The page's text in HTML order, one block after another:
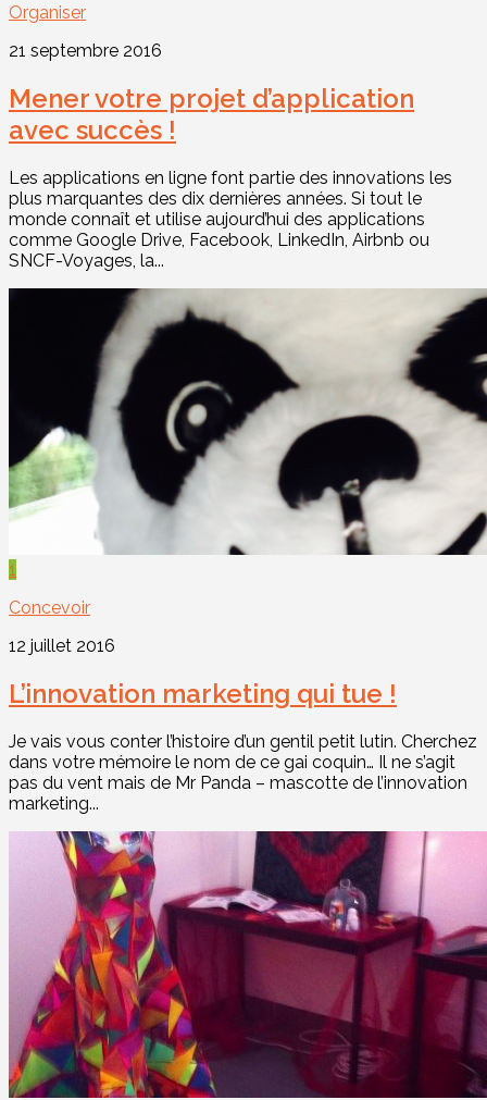
Organiser
21 septembre 2016
Mener votre projet d’application
avec succès !
Les applications en ligne font partie des innovations les
plus marquantes des dix dernières années. Si tout le
monde connaît et utilise aujourd’hui des applications
comme Google Drive, Facebook, LinkedIn, Airbnb ou
SNCF-Voyages, la...
1
Concevoir
12 juillet 2016
L’innovation marketing qui tue !
Je vais vous conter l’histoire d’un gentil petit lutin. Cherchez
dans votre mémoire le nom de ce gai coquin… Il ne s’agit
pas du vent mais de Mr Panda – mascotte de l’innovation
marketing...